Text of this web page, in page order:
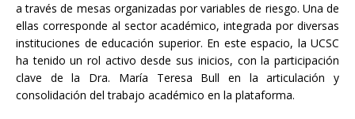
a través de mesas organizadas por variables de riesgo. Una de
ellas corresponde al sector académico, integrada por diversas
instituciones de educación superior. En este espacio, la UCSC
ha tenido un rol activo desde sus inicios, con la participación
clave de la Dra. María Teresa Bull en la articulación y
consolidación del trabajo académico en la plataforma.